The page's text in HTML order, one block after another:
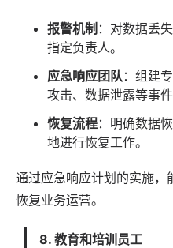
报警机制 ：对数据丢
指定负责人。
应急响应团队 ：组建
攻击、数据泄露等事件
恢复流程：明确数据
地进行恢复工作。
通过应急响应计划的实施，
恢复业务运营。
8. 教育和培训员工